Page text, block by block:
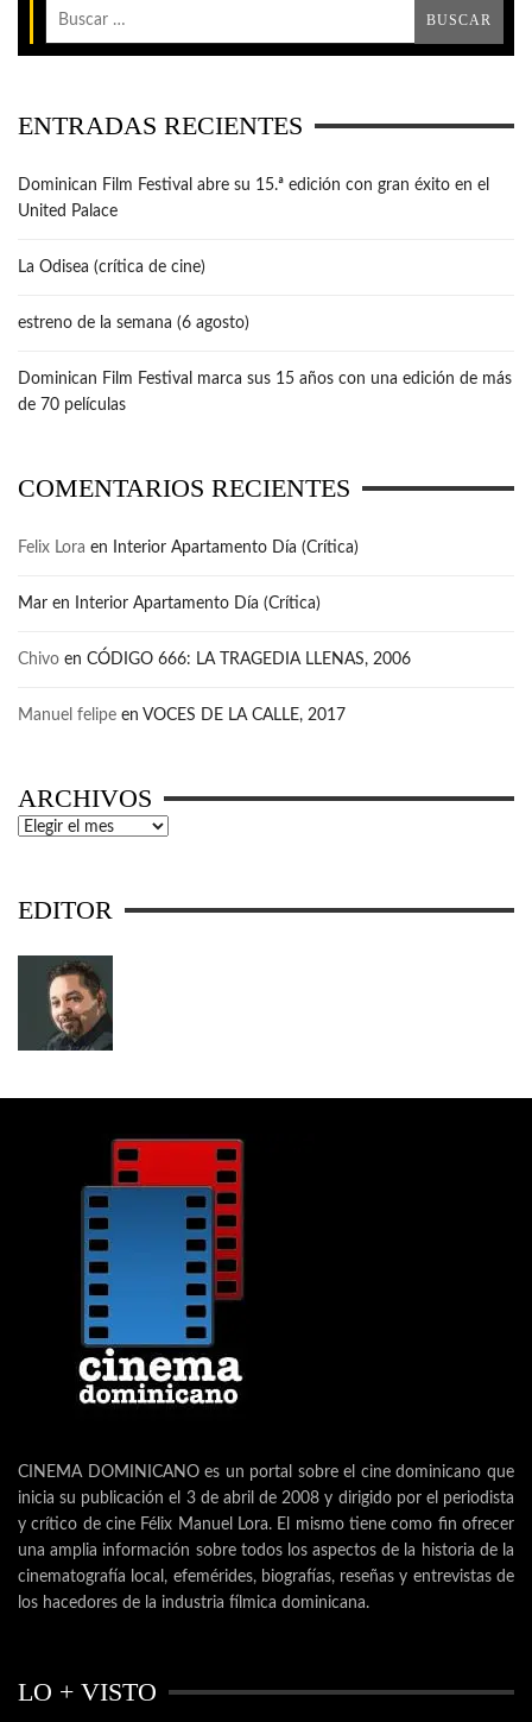
ENTRADAS RECIENTES
Dominican Film Festival abre su 15.ª edición con gran éxito en el
United Palace
La Odisea (crítica de cine)
estreno de la semana (6 agosto)
Dominican Film Festival marca sus 15 años con una edición de más
de 70 películas
COMENTARIOS RECIENTES
Felix Lora en Interior Apartamento Día (Crítica)
Mar en Interior Apartamento Día (Crítica)
Chivo en CÓDIGO 666: LA TRAGEDIA LLENAS, 2006
Manuel felipe en VOCES DE LA CALLE, 2017
ARCHIVOS
Archivos
EDITOR
CINEMA DOMINICANO es un portal sobre el cine dominicano que
inicia su publicación el 3 de abril de 2008 y dirigido por el periodista
y crítico de cine Félix Manuel Lora. El mismo tiene como fin ofrecer
una amplia información sobre todos los aspectos de la historia de la
cinematografía local, efemérides, biografías, reseñas y entrevistas de
los hacedores de la industria fílmica dominicana.
LO + VISTO